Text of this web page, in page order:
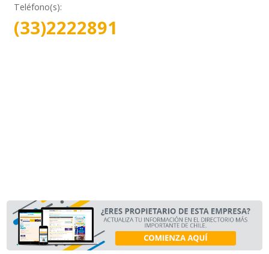
Teléfono(s):
(33)2222891